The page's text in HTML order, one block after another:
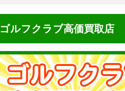
ゴルフクラブ高価買取店